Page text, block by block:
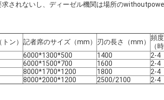
されないし、ディーゼル機関は場所の
ン） 記者席のサイズ（mm） 刃の長さ（mm）
頻
（
6000*1300*500 1400 2-4
6000*1500*700 1600 2-4
8000*1700*1200 1800 2-4
8000*2000*1200 2500/2100 2-4